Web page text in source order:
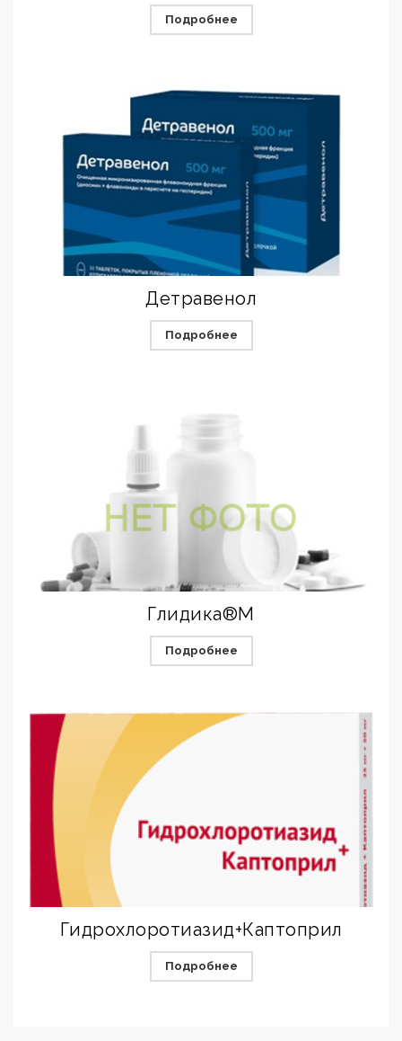
Подробнее
Детравенол
Подробнее
Глидика®М
Подробнее
Гидрохлоротиазид+Каптоприл
Подробнее